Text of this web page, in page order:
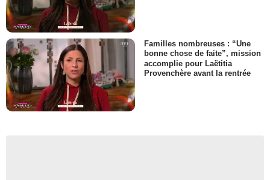
Familles nombreuses : “Une
bonne chose de faite”, mission
accomplie pour Laëtitia
Provenchère avant la rentrée